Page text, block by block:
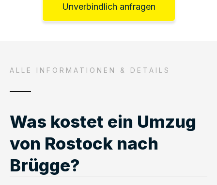
Unverbindlich anfragen
ALLE INFORMATIONEN & DETAILS
Was kostet ein Umzug
von Rostock nach
Brügge?